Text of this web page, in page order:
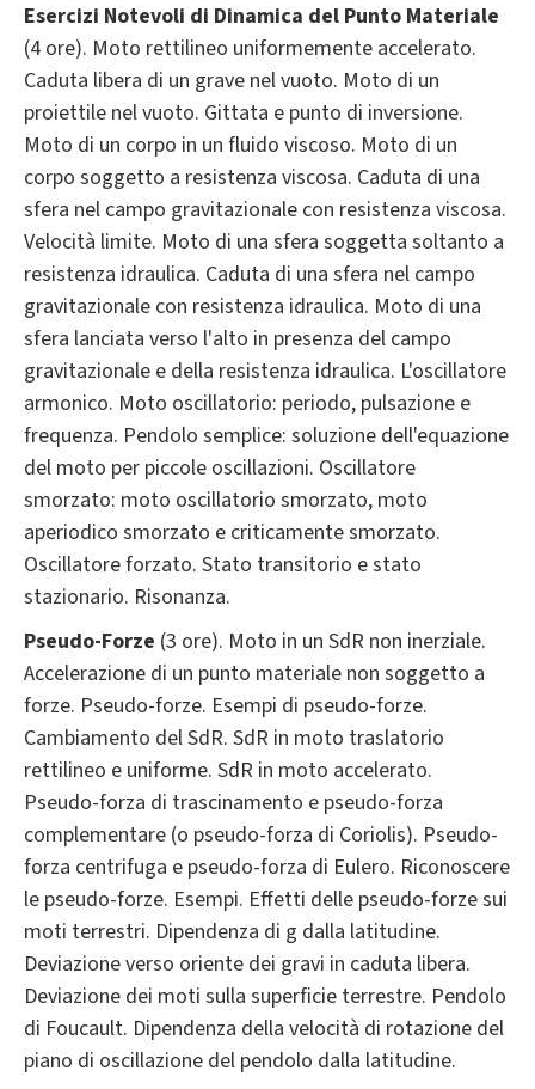
Esercizi Notevoli di Dinamica del Punto Materiale
(4 ore). Moto rettilineo uniformemente accelerato.
Caduta libera di un grave nel vuoto. Moto di un
proiettile nel vuoto. Gittata e punto di inversione.
Moto di un corpo in un fluido viscoso. Moto di un
corpo soggetto a resistenza viscosa. Caduta di una
sfera nel campo gravitazionale con resistenza viscosa.
Velocità limite. Moto di una sfera soggetta soltanto a
resistenza idraulica. Caduta di una sfera nel campo
gravitazionale con resistenza idraulica. Moto di una
sfera lanciata verso l'alto in presenza del campo
gravitazionale e della resistenza idraulica. L'oscillatore
armonico. Moto oscillatorio: periodo, pulsazione e
frequenza. Pendolo semplice: soluzione dell'equazione
del moto per piccole oscillazioni. Oscillatore
smorzato: moto oscillatorio smorzato, moto
aperiodico smorzato e criticamente smorzato.
Oscillatore forzato. Stato transitorio e stato
stazionario. Risonanza.
Pseudo-Forze (3 ore). Moto in un SdR non inerziale.
Accelerazione di un punto materiale non soggetto a
forze. Pseudo-forze. Esempi di pseudo-forze.
Cambiamento del SdR. SdR in moto traslatorio
rettilineo e uniforme. SdR in moto accelerato.
Pseudo-forza di trascinamento e pseudo-forza
complementare (o pseudo-forza di Coriolis). Pseudo-
forza centrifuga e pseudo-forza di Eulero. Riconoscere
le pseudo-forze. Esempi. Effetti delle pseudo-forze sui
moti terrestri. Dipendenza di g dalla latitudine.
Deviazione verso oriente dei gravi in caduta libera.
Deviazione dei moti sulla superficie terrestre. Pendolo
di Foucault. Dipendenza della velocità di rotazione del
piano di oscillazione del pendolo dalla latitudine.